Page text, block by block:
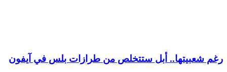
رغم شعبيتها.. أبل ستتخلص من طرازات بلس في آيفون